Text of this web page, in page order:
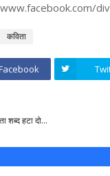
कविता
शब्द हटा दो…